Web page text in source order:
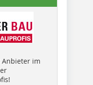
Anbieter im